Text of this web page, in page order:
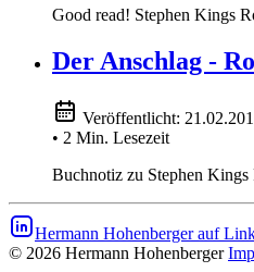
Good read! Stephen Kings
Der Anschlag -
Veröffentlicht:
• 2 Min. Lesezeit
Buchnotiz zu Stephen
Hermann Hohenberger auf
© 2026 Hermann Hohenberger